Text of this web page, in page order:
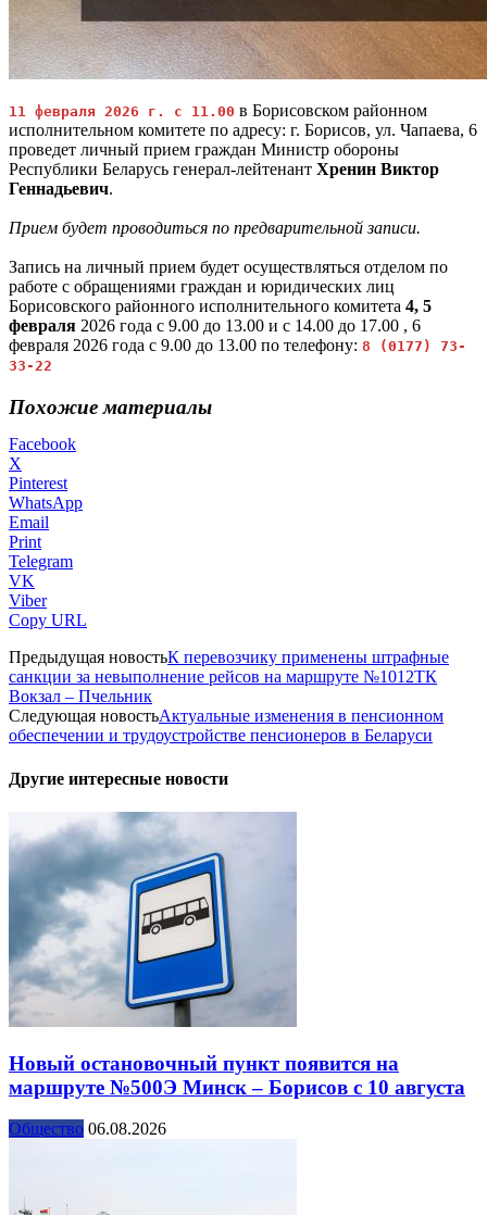
11 февраля 2026 г. с 11.00 в Борисовском районном
исполнительном комитете по адресу: г. Борисов, ул. Чапаева, 6
проведет личный прием граждан Министр обороны
Республики Беларусь генерал-лейтенант Хренин Виктор
Геннадьевич.
Прием будет проводиться по предварительной записи.
Запись на личный прием будет осуществляться отделом по
работе с обращениями граждан и юридических лиц
Борисовского районного исполнительного комитета 4, 5
февраля 2026 года с 9.00 до 13.00 и с 14.00 до 17.00 , 6
февраля 2026 года с 9.00 до 13.00 по телефону: 8 (0177) 73-
33-22
Похожие материалы
Facebook
X
Pinterest
WhatsApp
Email
Print
Telegram
VK
Viber
Copy URL
Предыдущая новостьК перевозчику применены штрафные
санкции за невыполнение рейсов на маршруте №1012ТК
Вокзал – Пчельник
Следующая новостьАктуальные изменения в пенсионном
обеспечении и трудоустройстве пенсионеров в Беларуси
Другие интересные новости
Новый остановочный пункт появится на
маршруте №500Э Минск – Борисов с 10 августа
Общество 06.08.2026